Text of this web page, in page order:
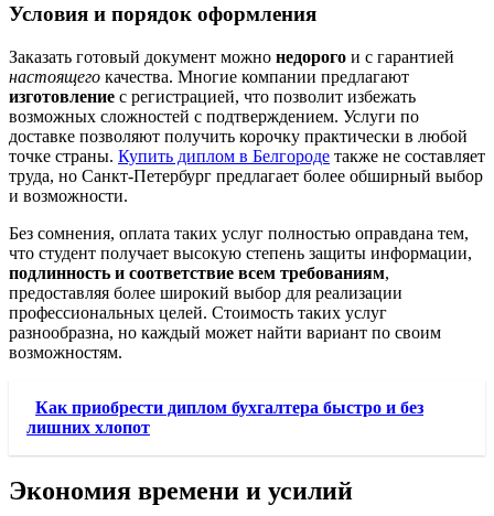
Условия и порядок оформления
Заказать готовый документ можно недорого и с гарантией
настоящего качества. Многие компании предлагают
изготовление с регистрацией, что позволит избежать
возможных сложностей с подтверждением. Услуги по
доставке позволяют получить корочку практически в любой
точке страны. Купить диплом в Белгороде также не составляет
труда, но Санкт-Петербург предлагает более обширный выбор
и возможности.
Без сомнения, оплата таких услуг полностью оправдана тем,
что студент получает высокую степень защиты информации,
подлинность и соответствие всем требованиям,
предоставляя более широкий выбор для реализации
профессиональных целей. Стоимость таких услуг
разнообразна, но каждый может найти вариант по своим
возможностям.
Как приобрести диплом бухгалтера быстро и без
лишних хлопот
Экономия времени и усилий